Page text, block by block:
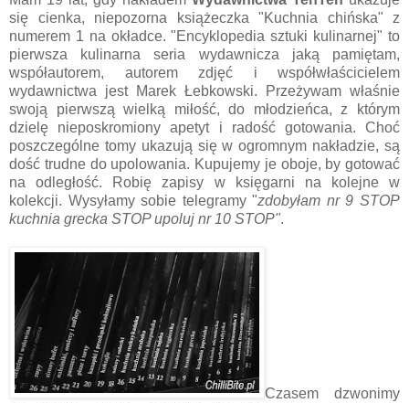
się cienka, niepozorna książeczka "Kuchnia chińska" z
numerem 1 na okładce. "Encyklopedia sztuki kulinarnej" to
pierwsza kulinarna seria wydawnicza jaką pamiętam,
współautorem, autorem zdjęć i współwłaścicielem
wydawnictwa jest Marek Łebkowski. Przeżywam właśnie
swoją pierwszą wielką miłość, do młodzieńca, z którym
dzielę nieposkromiony apetyt i radość gotowania. Choć
poszczególne tomy ukazują się w ogromnym nakładzie, są
dość trudne do upolowania. Kupujemy je oboje, by gotować
na odległość. Robię zapisy w księgarni na kolejne w
kolekcji. Wysyłamy sobie telegramy "zdobyłam nr 9 STOP
kuchnia grecka STOP upoluj nr 10 STOP".
Czasem dzwonimy